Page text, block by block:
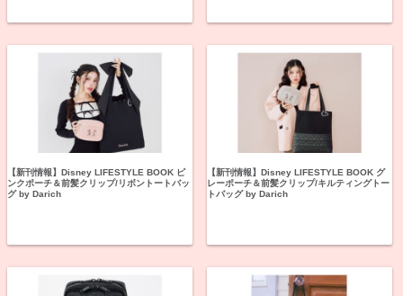
【新刊情報】Disney LIFESTYLE BOOK ピ
ンクポーチ＆前髪クリップ/リボントートバッ
グ by Darich
【新刊情報】Disney LIFESTYLE BOOK グ
レーポーチ＆前髪クリップ/キルティングトー
トバッグ by Darich